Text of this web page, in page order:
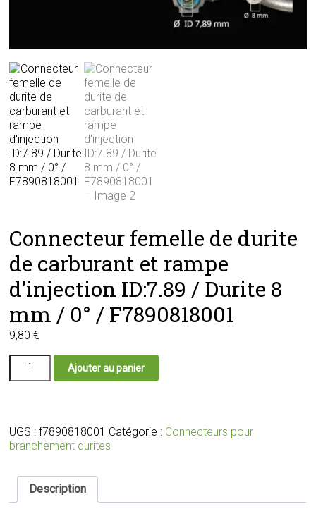
Connecteur femelle de durite
de carburant et rampe
d’injection ID:7.89 / Durite 8
mm / 0° / F7890818001
9,80€
quantité
durite
de
et
rampe
d'injection
Ajouter au panier
UGS :f7890818001 Catégorie : Connecteurs pour
branchement durites
Description